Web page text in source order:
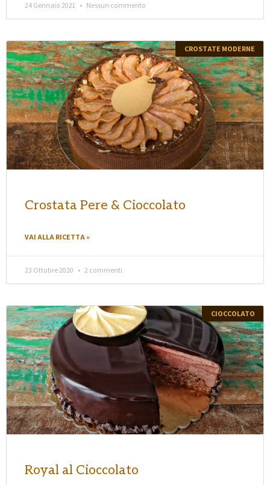
24 Gennaio 2021 Nessun commento
CROSTATE MODERNE
Crostata Pere & Cioccolato
VAI ALLA RICETTA »
23 Ottobre 2020 2 commenti
CIOCCOLATO
Royal al Cioccolato